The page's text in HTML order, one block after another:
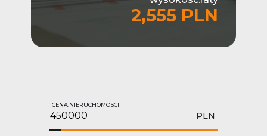
2,555 PLN
CENA.NIERUCHOMOSCI
PLN